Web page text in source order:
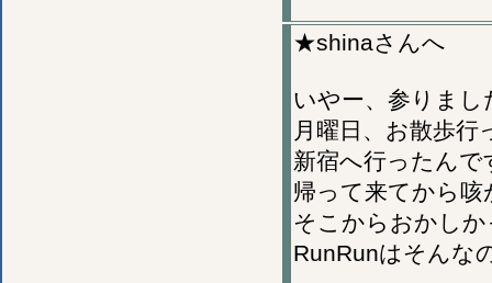
★shinaさんへ
いやー、参りまし
月曜日、お散歩
新宿へ行ったんで
帰って来てから咳
そこからおかし
RunRunはそんな